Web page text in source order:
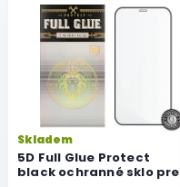
ý
p
s
p
o
d
u
5D Full Glue Protect
black ochranné sklo pre
Skladem